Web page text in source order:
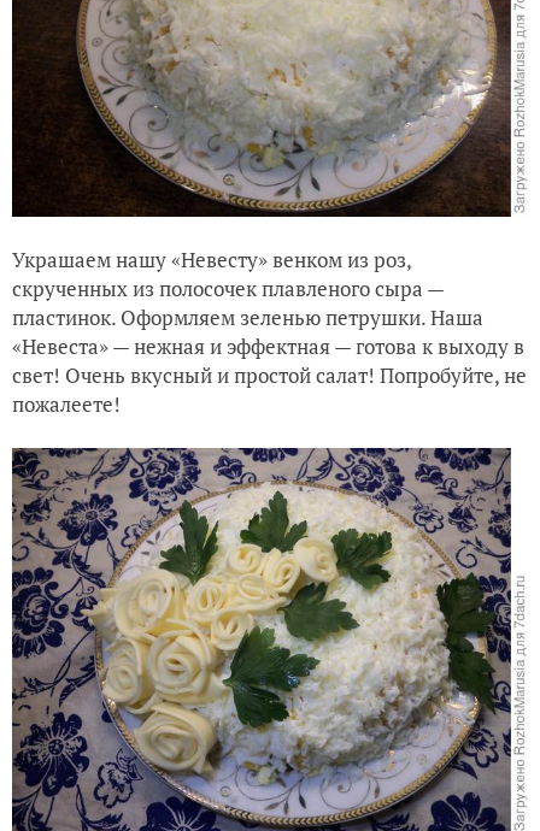
Украшаем нашу «Невесту» венком из роз,
скрученных из полосочек плавленого сыра —
пластинок. Оформляем зеленью петрушки. Наша
«Невеста» — нежная и эффектная — готова к выходу в
свет! Очень вкусный и простой салат! Попробуйте, не
пожалеете!